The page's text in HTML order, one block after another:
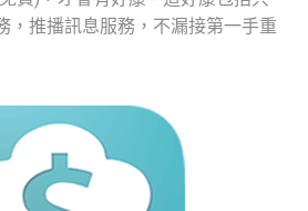
，推播訊息服務，不漏接第一手重